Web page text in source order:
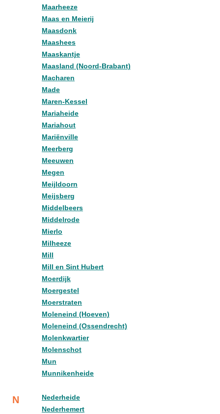
Maarheeze
Maas en Meierij
Maasdonk
Maashees
Maaskantje
Maasland (Noord-Brabant)
Macharen
Made
Maren-Kessel
Mariaheide
Mariahout
Mariënville
Meerberg
Meeuwen
Megen
Meijldoorn
Meijsberg
Middelbeers
Middelrode
Mierlo
Milheeze
Mill
Mill en Sint Hubert
Moerdijk
Moergestel
Moerstraten
Moleneind (Hoeven)
Moleneind (Ossendrecht)
Molenkwartier
Molenschot
Mun
Munnikenheide
N
Nederheide
Nederhemert